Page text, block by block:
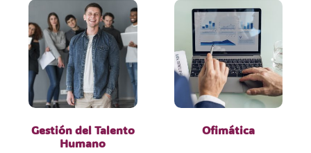
Gestión del Talento
Humano
Ofimática